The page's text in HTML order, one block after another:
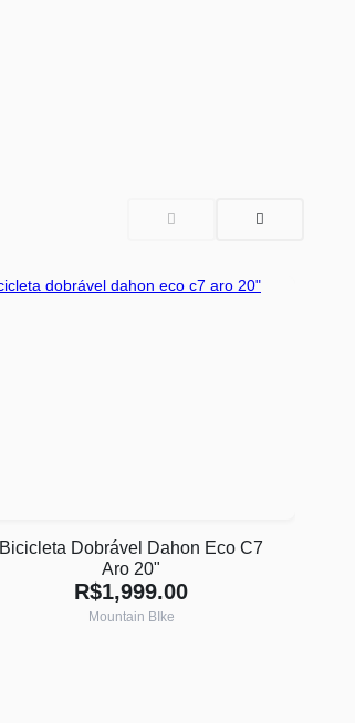
Bicicleta Dobrável Dahon Eco C7
Aro 20"
R$1,999.00
Mountain BIke